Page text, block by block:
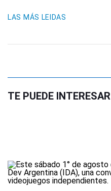
LAS MÁS LEIDAS
TE PUEDE INTERESAR